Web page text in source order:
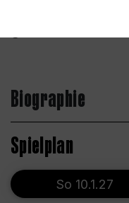
Biographie
Spielplan
So 10.1.27